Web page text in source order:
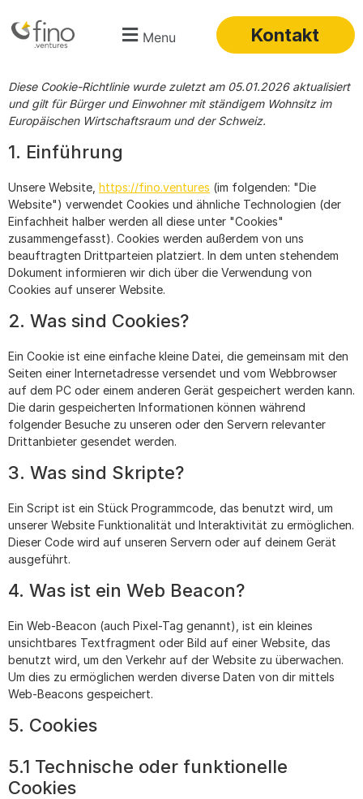
Menu Kontakt
Diese Cookie-Richtlinie wurde zuletzt am 05.01.2026 aktualisiert
und gilt für Bürger und Einwohner mit ständigem Wohnsitz im
Europäischen Wirtschaftsraum und der Schweiz.
1. Einführung
Unsere Website, https://fino.ventures (im folgenden: "Die
Website") verwendet Cookies und ähnliche Technologien (der
Einfachheit halber werden all diese unter "Cookies"
zusammengefasst). Cookies werden außerdem von uns
beauftragten Drittparteien platziert. In dem unten stehendem
Dokument informieren wir dich über die Verwendung von
Cookies auf unserer Website.
2. Was sind Cookies?
Ein Cookie ist eine einfache kleine Datei, die gemeinsam mit den
Seiten einer Internetadresse versendet und vom Webbrowser
auf dem PC oder einem anderen Gerät gespeichert werden kann.
Die darin gespeicherten Informationen können während
folgender Besuche zu unseren oder den Servern relevanter
Drittanbieter gesendet werden.
3. Was sind Skripte?
Ein Script ist ein Stück Programmcode, das benutzt wird, um
unserer Website Funktionalität und Interaktivität zu ermöglichen.
Dieser Code wird auf unseren Servern oder auf deinem Gerät
ausgeführt.
4. Was ist ein Web Beacon?
Ein Web-Beacon (auch Pixel-Tag genannt), ist ein kleines
unsichtbares Textfragment oder Bild auf einer Website, das
benutzt wird, um den Verkehr auf der Website zu überwachen.
Um dies zu ermöglichen werden diverse Daten von dir mittels
Web-Beacons gespeichert.
5. Cookies
5.1 Technische oder funktionelle
Cookies